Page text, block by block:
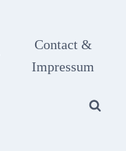
Contact &
Impressum